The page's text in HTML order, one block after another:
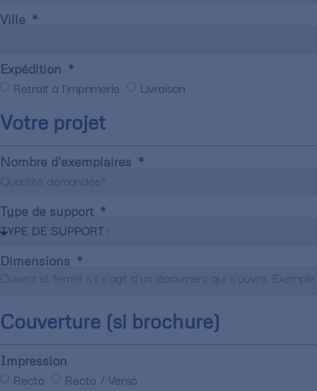
Ville
Expédition
Retrait à l'imprimerie Livraison
Votre projet
Nombre d'exemplaires
Type de support
Dimensions
Couverture (si brochure)
Impression
Recto Recto / Verso